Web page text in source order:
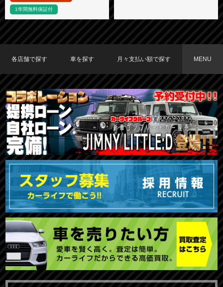
1年間無料保証付
各店舗で探す
TOKYO店在庫車両
大阪店在庫車両
福岡店在庫車両
車を探す
車種で探す
メーカーで探す
月々支払い額で探す
〜19,999円
20,000円〜29,999円
30,000円〜39,999円
40,000円〜49,999円
50,000円〜
MENU